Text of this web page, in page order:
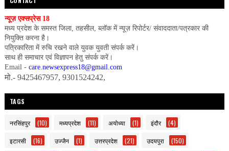
न्यूज़ एक्सप्रेस 18
मध्य प्रदेश के समस्त जिला, तहसील, ब्लॉक में न्यूज़ रिपोर्टर/ संवाददाता/पत्रकार की
नियुक्ति करना है।
पत्रिकारिता में रुचि रखने वाले युवक युवती संपर्क करें।
साथ ही समाचार एवं विज्ञापन हेतु संपर्क करें।
Email - care.newsexpress18@gmail.com
मो.- 9425467957, 9301524242,
TAGS
नरसिंहपुर (10) मध्यप्रदेश (11) अयोध्या (1) इंदौर (4)
इटारसी (16) उज्जैन (1) उत्तरप्रदेश (21) उदयपुरा (150)